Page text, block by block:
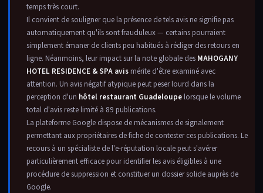
temps très court.
Il convient de souligner que la présence de tels avis ne signifie pas
automatiquement qu'ils sont frauduleux — certains pourraient
simplement émaner de clients peu habitués à rédiger des retours en
ligne. Néanmoins, leur impact sur la note globale des MAHOGANY
HOTEL RESIDENCE & SPA avis mérite d'être examiné avec
attention. Un avis négatif atypique peut peser lourd dans la
perception d'un hôtel restaurant Guadeloupe lorsque le volume
total d'avis reste limité à 89 publications.
La plateforme Google dispose de mécanismes de signalement
permettant aux propriétaires de fiche de contester ces publications. Le
recours à un spécialiste de l'e-réputation locale peut s'avérer
particulièrement efficace pour identifier les avis éligibles à une
procédure de suppression et constituer un dossier solide auprès de
Google.